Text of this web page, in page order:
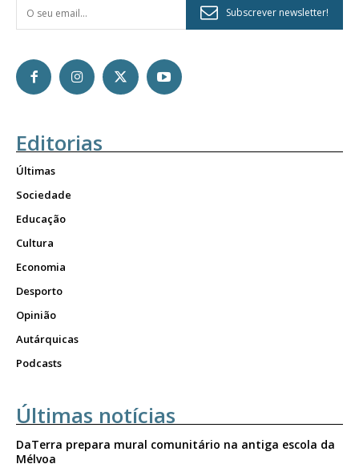
Subscrever newsletter!
Editorias
Últimas
Sociedade
Educação
Cultura
Economia
Desporto
Opinião
Autárquicas
Podcasts
Últimas notícias
DaTerra prepara mural comunitário na antiga escola da
Mélvoa